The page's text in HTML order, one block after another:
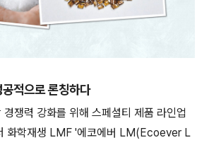
적으로 론칭하다
쟁력 강화를 위해 스페셜티 제품 라인업
화학재생 LMF '에코에버 LM(Ecoever L